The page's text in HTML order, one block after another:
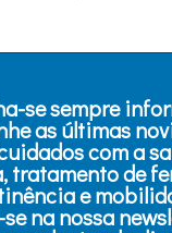
se sempre
as últimas
com a
tratamento de
e
na nossa